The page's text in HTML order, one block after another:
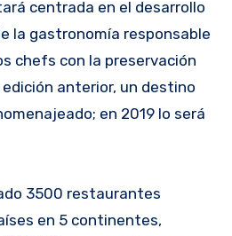
centrada en el desarrollo
la gastronomía responsable
chefs con la preservación
anterior, un destino
en 2019 lo será
3500 restaurantes
en 5 continentes,